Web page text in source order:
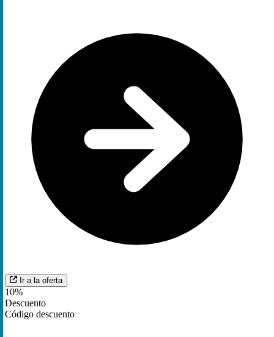
Ir a la oferta
10%
Descuento
Código descuento